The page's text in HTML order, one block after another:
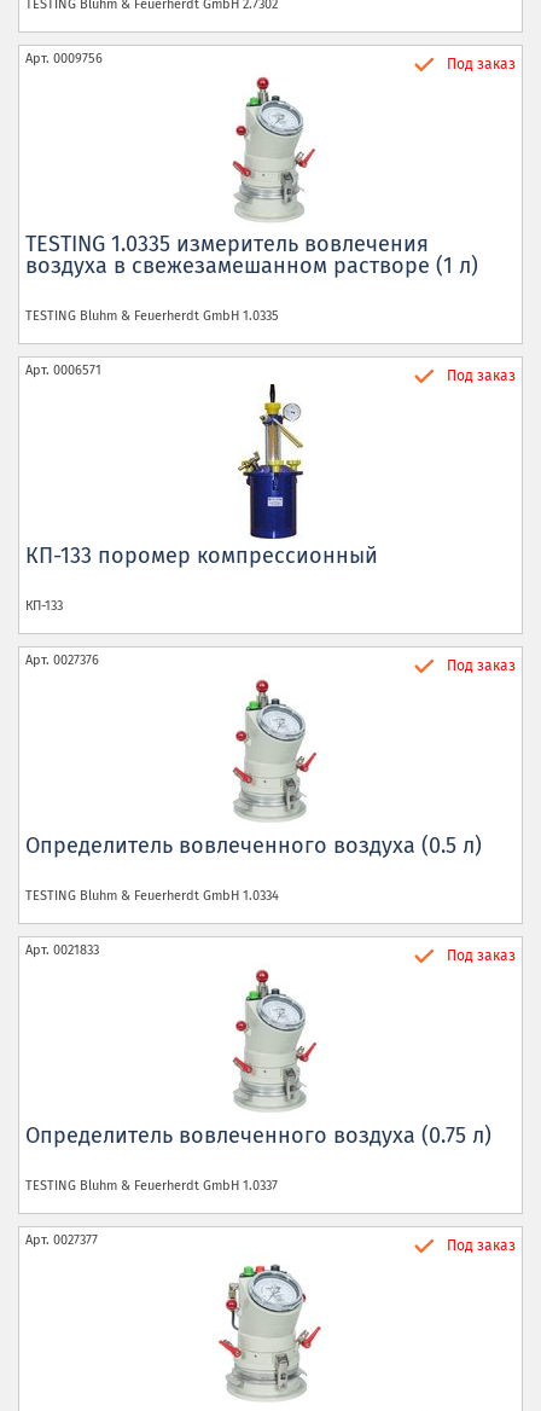
TESTING Bluhm & Feuerherdt GmbH 2.7302
Арт. 0009756 Под заказ
TESTING 1.0335 измеритель вовлечения
воздуха в свежезамешанном растворе (1 л)
TESTING Bluhm & Feuerherdt GmbH 1.0335
Арт. 0006571 Под заказ
КП-133 поромер компрессионный
КП-133
Арт. 0027376 Под заказ
Определитель вовлеченного воздуха (0.5 л)
TESTING Bluhm & Feuerherdt GmbH 1.0334
Арт. 0021833 Под заказ
Определитель вовлеченного воздуха (0.75 л)
TESTING Bluhm & Feuerherdt GmbH 1.0337
Арт. 0027377 Под заказ